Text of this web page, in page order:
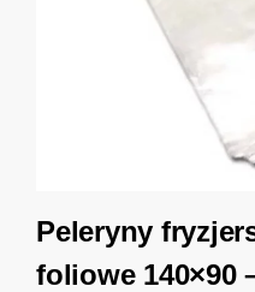
Peleryny
foliowe 140×90